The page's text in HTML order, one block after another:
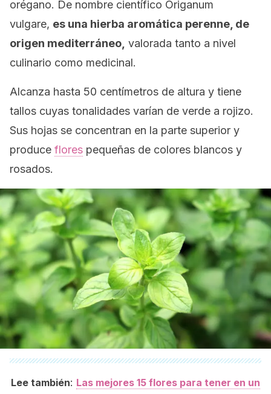
orégano. De nombre científico Origanum
vulgare, es una hierba aromática perenne, de
origen mediterráneo, valorada tanto a nivel
culinario como medicinal.
Alcanza hasta 50 centímetros de altura y tiene
tallos cuyas tonalidades varían de verde a rojizo.
Sus hojas se concentran en la parte superior y
produce flores pequeñas de colores blancos y
rosados.
Lee también: Las mejores 15 flores para tener en un